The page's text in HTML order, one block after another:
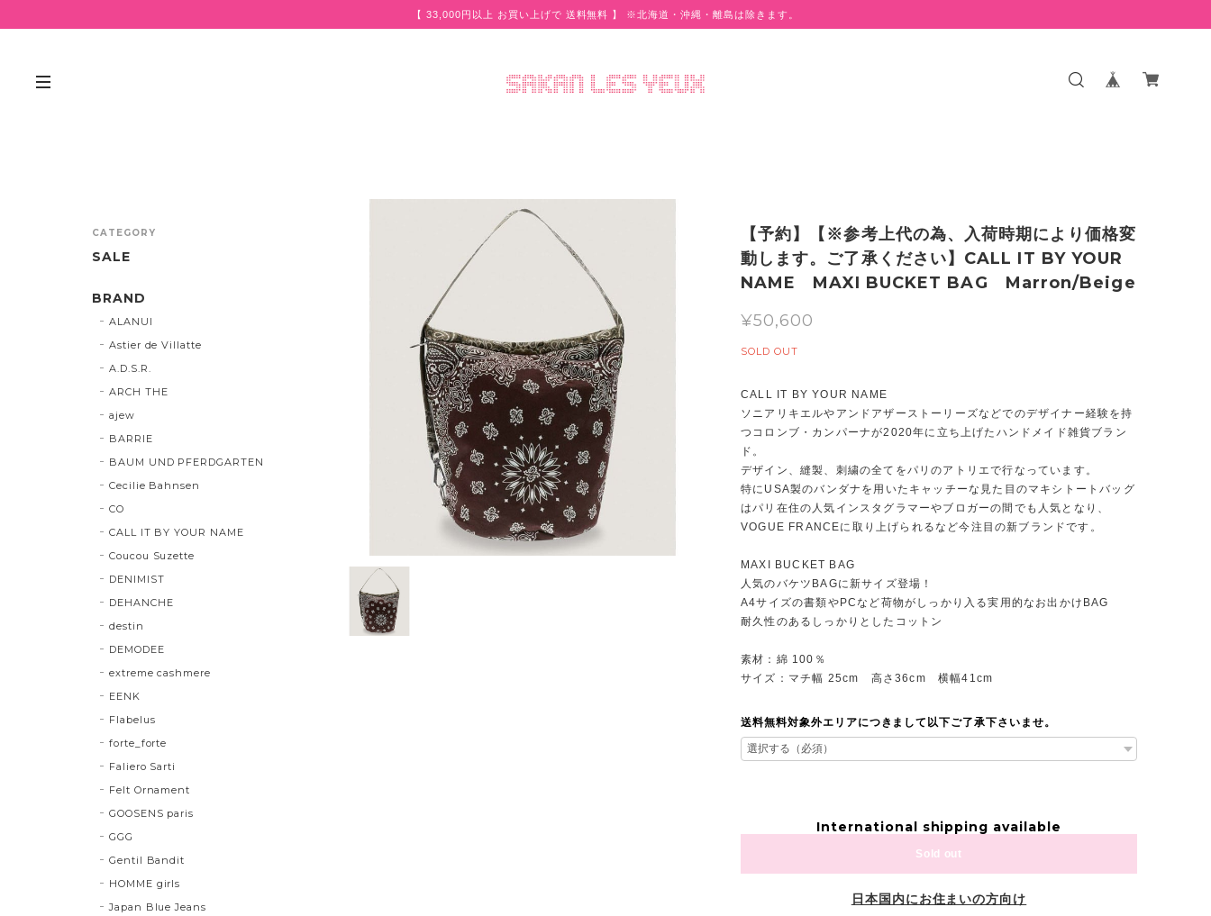
【 33,000円以上 お買い上げで 送料無料 】 ※北海道・沖縄・離島は除きます。
【予約】【※参考上代の為、入荷時期により価格変
動します。ご了承ください】CALL IT BY YOUR
NAME MAXI BUCKET BAG Marron/Beige
¥50,600
SOLD OUT
CALL IT BY YOUR NAME
ソニアリキエルやアンドアザーストーリーズなどでのデザイナー経験を持
つコロンブ・カンパーナが2020年に立ち上げたハンドメイド雑貨ブラン
ド。
デザイン、縫製、刺繍の全てをパリのアトリエで行なっています。
特にUSA製のバンダナを用いたキャッチーな見た目のマキシトートバッグ
はパリ在住の人気インスタグラマーやブロガーの間でも人気となり、
VOGUE FRANCEに取り上げられるなど今注目の新ブランドです。
MAXI BUCKET BAG
人気のバケツBAGに新サイズ登場！
A4サイズの書類やPCなど荷物がしっかり入る実用的なお出かけBAG
耐久性のあるしっかりとしたコットン
素材：綿 100％
サイズ：マチ幅 25cm 高さ36cm 横幅41cm
送料無料対象外エリアにつきまして以下ご了承下さいませ。
International shipping available
Sold out
日本国内にお住まいの方向け
CATEGORY
SALE
BRAND
ALANUI
Astier de Villatte
A.D.S.R.
ARCH THE
ajew
BARRIE
BAUM UND PFERDGARTEN
Cecilie Bahnsen
CO
CALL IT BY YOUR NAME
Coucou Suzette
DENIMIST
DEHANCHE
destin
DEMODEE
extreme cashmere
EENK
Flabelus
forte_forte
Faliero Sarti
Felt Ornament
GOOSENS paris
GGG
Gentil Bandit
HOMME girls
Japan Blue Jeans